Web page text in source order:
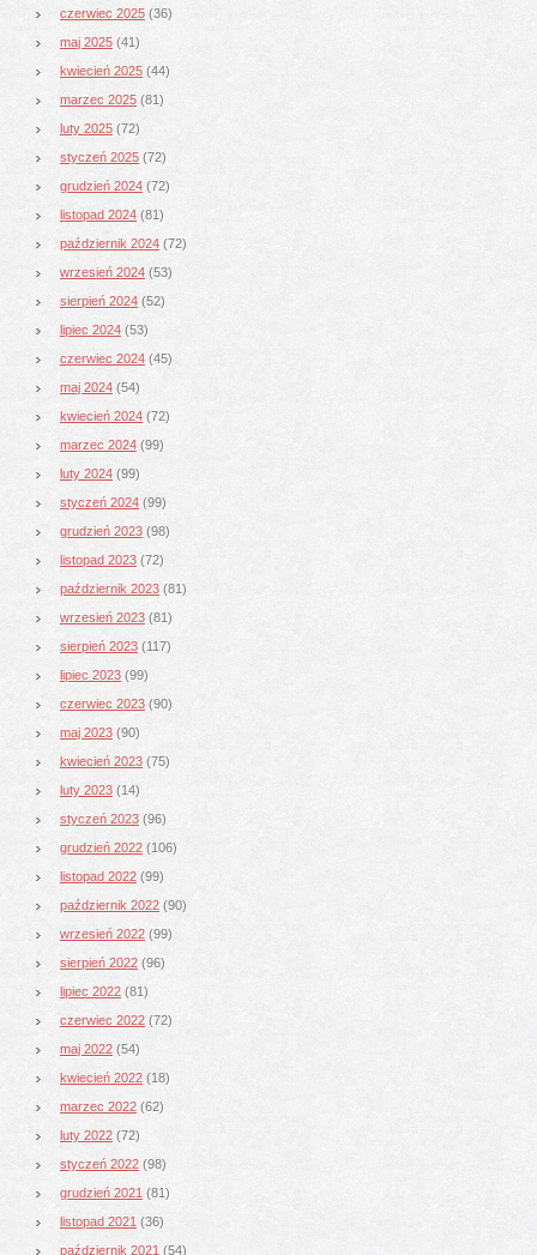
czerwiec 2025 (36)
maj 2025 (41)
kwiecień 2025 (44)
marzec 2025 (81)
luty 2025 (72)
styczeń 2025 (72)
grudzień 2024 (72)
listopad 2024 (81)
październik 2024 (72)
wrzesień 2024 (53)
sierpień 2024 (52)
lipiec 2024 (53)
czerwiec 2024 (45)
maj 2024 (54)
kwiecień 2024 (72)
marzec 2024 (99)
luty 2024 (99)
styczeń 2024 (99)
grudzień 2023 (98)
listopad 2023 (72)
październik 2023 (81)
wrzesień 2023 (81)
sierpień 2023 (117)
lipiec 2023 (99)
czerwiec 2023 (90)
maj 2023 (90)
kwiecień 2023 (75)
luty 2023 (14)
styczeń 2023 (96)
grudzień 2022 (106)
listopad 2022 (99)
październik 2022 (90)
wrzesień 2022 (99)
sierpień 2022 (96)
lipiec 2022 (81)
czerwiec 2022 (72)
maj 2022 (54)
kwiecień 2022 (18)
marzec 2022 (62)
luty 2022 (72)
styczeń 2022 (98)
grudzień 2021 (81)
listopad 2021 (36)
październik 2021 (54)